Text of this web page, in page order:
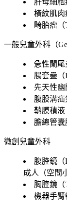
橫紋肌肉
畸胎瘤（
一般兒童外科（
急性闌尾
腸套疊（
先天性幽
腹股溝疝
鞘膜積液
膽總管囊
微創兒童外科
腹腔鏡（
成人（空間
胸腔鏡（
機器手臂